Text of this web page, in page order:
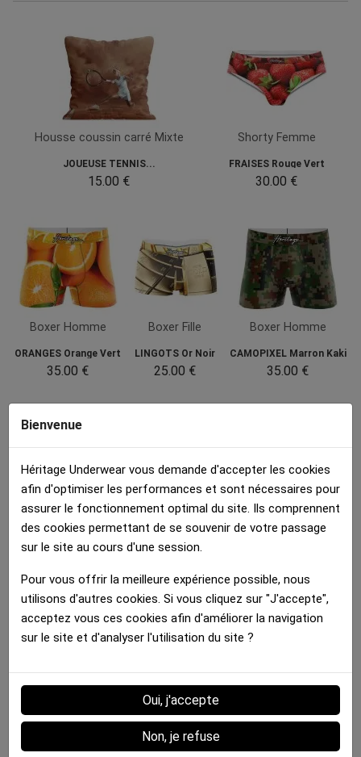
Housse coussin carré Mixte
JOUEUSE TENNIS...
15.00 €
Shorty Femme
FRAISES Rouge Vert
30.00 €
Boxer Homme
ORANGES Orange Vert
35.00 €
Boxer Fille
LINGOTS Or Noir
25.00 €
Boxer Homme
CAMOPIXEL Marron Kaki
35.00 €
Brassière Femme
SURFEUSE DEBOUT Bleu...
Détails :
Fiche technique
MATIERE
Microfibre
Multicolore
Bienvenue
Héritage Underwear vous demande d'accepter les cookies
afin d'optimiser les performances et sont nécessaires pour
assurer le fonctionnement optimal du site. Ils comprennent
des cookies permettant de se souvenir de votre passage
sur le site au cours d'une session.
Pour vous offrir la meilleure expérience possible, nous
utilisons d'autres cookies. Si vous cliquez sur "J'accepte",
acceptez vous ces cookies afin d'améliorer la navigation
sur le site et d'analyser l'utilisation du site ?
Oui, j'accepte
Non, je refuse